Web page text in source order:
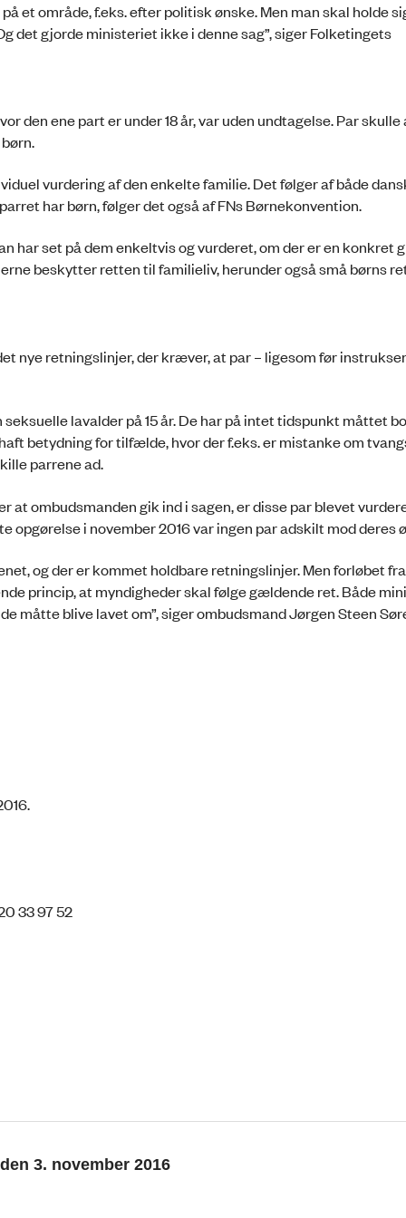
et område, f.eks. efter politisk ønske. Men man skal holde
det gjorde ministeriet ikke i denne sag”, siger Folketingets
den ene part er under 18 år, var uden undtagelse. Par skulle
vurdering af den enkelte familie. Det følger af både
har børn, følger det også af FNs Børnekonvention.
har set på dem enkeltvis og vurderet, om der er en konkret
beskytter retten til familieliv, herunder også små børns
nye retningslinjer, der kræver, at par – ligesom før
lavalder på 15 år. De har på intet tidspunkt måttet
betydning for tilfælde, hvor der f.eks. er mistanke om
parrene ad.
ombudsmanden gik ind i sagen, er disse par blevet
i november 2016 var ingen par adskilt mod deres
og der er kommet holdbare retningslinjer. Men forløbet
princip, at myndigheder skal følge gældende ret. Både
måtte blive lavet om”, siger ombudsmand Jørgen Steen
33 97 52
3. november 2016